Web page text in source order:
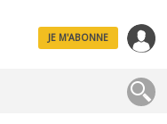
JE M'ABONNE